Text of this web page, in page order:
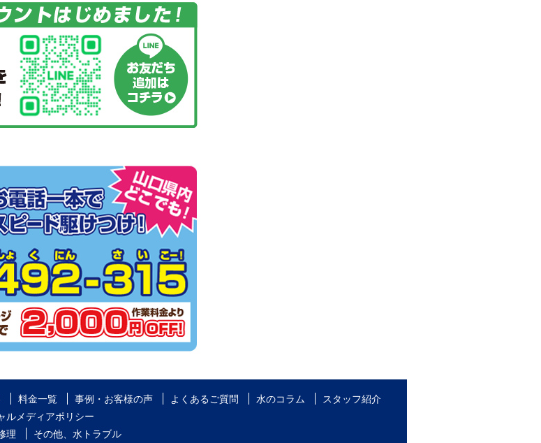
料金一覧 事例・お客様の声 よくあるご質問 水のコラム
スタッフ紹介
ルメディアポリシー
理 その他、水トラブル